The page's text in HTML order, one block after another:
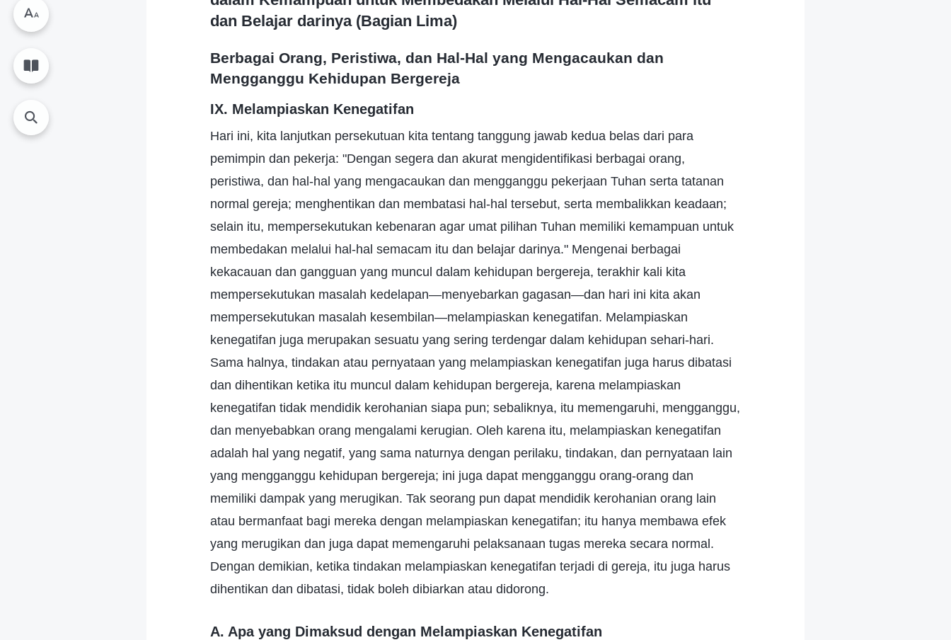
dan Belajar darinya (Bagian Lima)
Berbagai Orang, Peristiwa, dan Hal-Hal yang Mengacaukan dan
Mengganggu Kehidupan Bergereja
IX. Melampiaskan Kenegatifan
Hari ini, kita lanjutkan persekutuan kita tentang tanggung jawab kedua belas dari para
pemimpin dan pekerja: "Dengan segera dan akurat mengidentifikasi berbagai orang,
peristiwa, dan hal-hal yang mengacaukan dan mengganggu pekerjaan Tuhan serta tatanan
normal gereja; menghentikan dan membatasi hal-hal tersebut, serta membalikkan keadaan;
selain itu, mempersekutukan kebenaran agar umat pilihan Tuhan memiliki kemampuan untuk
membedakan melalui hal-hal semacam itu dan belajar darinya." Mengenai berbagai
kekacauan dan gangguan yang muncul dalam kehidupan bergereja, terakhir kali kita
mempersekutukan masalah kedelapan—menyebarkan gagasan—dan hari ini kita akan
mempersekutukan masalah kesembilan—melampiaskan kenegatifan. Melampiaskan
kenegatifan juga merupakan sesuatu yang sering terdengar dalam kehidupan sehari-hari.
Sama halnya, tindakan atau pernyataan yang melampiaskan kenegatifan juga harus dibatasi
dan dihentikan ketika itu muncul dalam kehidupan bergereja, karena melampiaskan
kenegatifan tidak mendidik kerohanian siapa pun; sebaliknya, itu memengaruhi, mengganggu,
dan menyebabkan orang mengalami kerugian. Oleh karena itu, melampiaskan kenegatifan
adalah hal yang negatif, yang sama naturnya dengan perilaku, tindakan, dan pernyataan lain
yang mengganggu kehidupan bergereja; ini juga dapat mengganggu orang-orang dan
memiliki dampak yang merugikan. Tak seorang pun dapat mendidik kerohanian orang lain
atau bermanfaat bagi mereka dengan melampiaskan kenegatifan; itu hanya membawa efek
yang merugikan dan juga dapat memengaruhi pelaksanaan tugas mereka secara normal.
Dengan demikian, ketika tindakan melampiaskan kenegatifan terjadi di gereja, itu juga harus
dihentikan dan dibatasi, tidak boleh dibiarkan atau didorong.
A. Apa yang Dimaksud dengan Melampiaskan Kenegatifan